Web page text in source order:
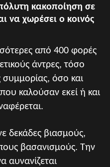
κακοποίηση σε
να χωρέσει ο κοινός
από 400 φορές
άντρες, τόσο
όσο και
καλούσαν εκεί ή και
δεκάδες βιασμούς,
βασανισμούς. Την
αυνανίζεται